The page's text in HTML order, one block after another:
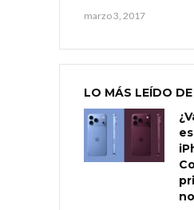
marzo 3, 2017
LO MÁS LEÍDO